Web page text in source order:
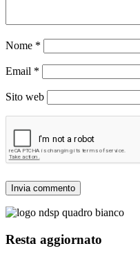
Nome *
Email *
Sito web
Resta aggiornato